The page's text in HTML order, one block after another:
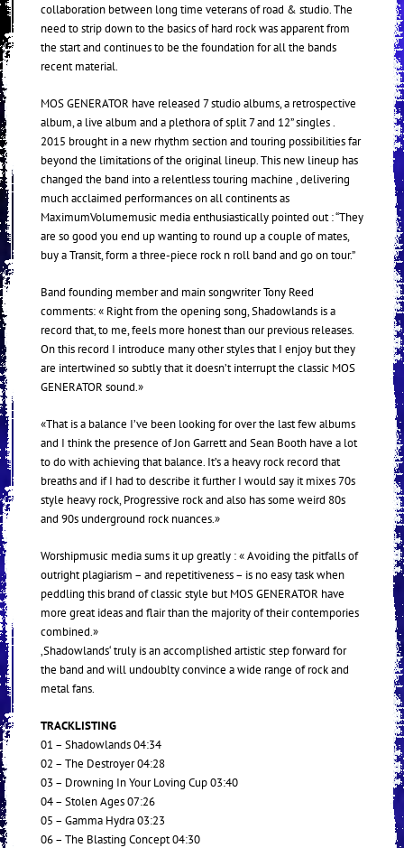
collaboration between long time veterans of road & studio. The
need to strip down to the basics of hard rock was apparent from
the start and continues to be the foundation for all the bands
recent material.
MOS GENERATOR have released 7 studio albums, a retrospective
album, a live album and a plethora of split 7 and 12” singles .
2015 brought in a new rhythm section and touring possibilities far
beyond the limitations of the original lineup. This new lineup has
changed the band into a relentless touring machine , delivering
much acclaimed performances on all continents as
MaximumVolumemusic media enthusiastically pointed out : “They
are so good you end up wanting to round up a couple of mates,
buy a Transit, form a three-piece rock n roll band and go on tour.”
Band founding member and main songwriter Tony Reed
comments: « Right from the opening song, Shadowlands is a
record that, to me, feels more honest than our previous releases.
On this record I introduce many other styles that I enjoy but they
are intertwined so subtly that it doesn’t interrupt the classic MOS
GENERATOR sound.»
«That is a balance I’ve been looking for over the last few albums
and I think the presence of Jon Garrett and Sean Booth have a lot
to do with achieving that balance. It’s a heavy rock record that
breaths and if I had to describe it further I would say it mixes 70s
style heavy rock, Progressive rock and also has some weird 80s
and 90s underground rock nuances.»
Worshipmusic media sums it up greatly : « Avoiding the pitfalls of
outright plagiarism – and repetitiveness – is no easy task when
peddling this brand of classic style but MOS GENERATOR have
more great ideas and flair than the majority of their contempories
combined.»
‚Shadowlands‘ truly is an accomplished artistic step forward for
the band and will undoublty convince a wide range of rock and
metal fans.
TRACKLISTING
01 – Shadowlands 04:34
02 – The Destroyer 04:28
03 – Drowning In Your Loving Cup 03:40
04 – Stolen Ages 07:26
05 – Gamma Hydra 03:23
06 – The Blasting Concept 04:30